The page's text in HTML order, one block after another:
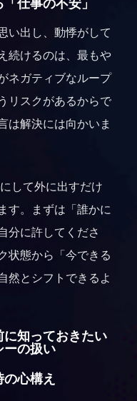
仕事の不安」
い出し、動悸がして
続けるのは、最もや
ネガティブなループ
リスクがあるからで
は解決には向かいま
して外に出すだけ
す。まずは「誰かに
分に許してくださ
状態から「今できる
然とシフトできるよ
知っておきたい
ーの扱い
心構え